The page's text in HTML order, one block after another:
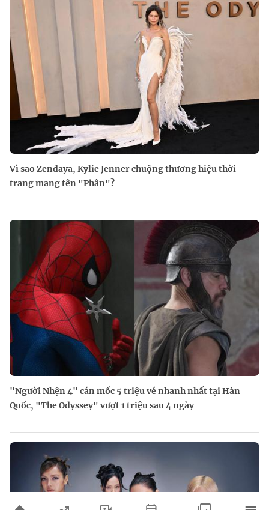
Vì sao Zendaya, Kylie Jenner chuộng thương hiệu thời
trang mang tên "Phân"?
"Người Nhện 4" cán mốc 5 triệu vé nhanh nhất tại Hàn
Quốc, "The Odyssey" vượt 1 triệu sau 4 ngày